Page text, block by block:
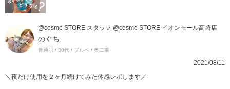
@cosme STORE スタッフ @cosme STORE イオンモール高崎店
のぐち
普通肌 / 30代 / ブルベ / 奥二重
2021/08/11
＼夜だけ使用を２ヶ月続けてみた体感レポします／